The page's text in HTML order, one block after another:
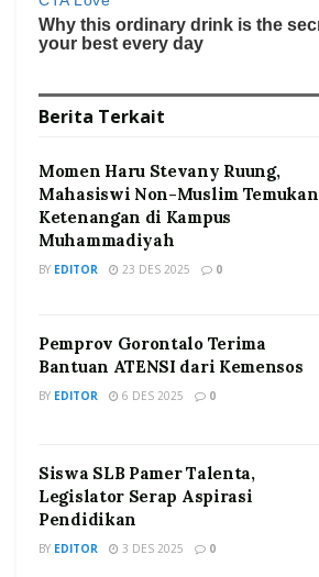
Berita Terkait
Momen Haru Stevany Ruung,
Mahasiswi Non-Muslim Temukan
Ketenangan di Kampus
Muhammadiyah
BY EDITOR 23 DES 2025 0
Pemprov Gorontalo Terima
Bantuan ATENSI dari Kemensos
BY EDITOR 6 DES 2025 0
Siswa SLB Pamer Talenta,
Legislator Serap Aspirasi
Pendidikan
BY EDITOR 3 DES 2025 0